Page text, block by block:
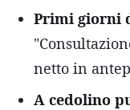
Primi giorni
netto in
A cedolino